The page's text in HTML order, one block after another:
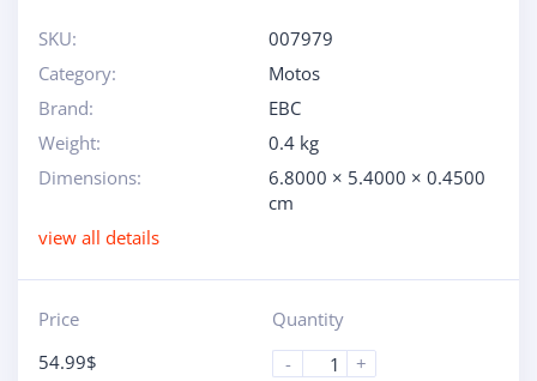
SKU:
007979
Category:
Motos
Brand:
EBC
Weight:
0.4 kg
Dimensions:
6.8000 × 5.4000 × 0.4500
cm
view all details
Price
54.99$
Quantity
-
+